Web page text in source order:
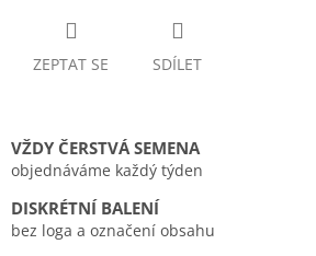
ZEPTAT SE SDÍLET
VŽDY ČERSTVÁ SEMENA
objednáváme každý týden
DISKRÉTNÍ BALENÍ
bez loga a označení obsahu